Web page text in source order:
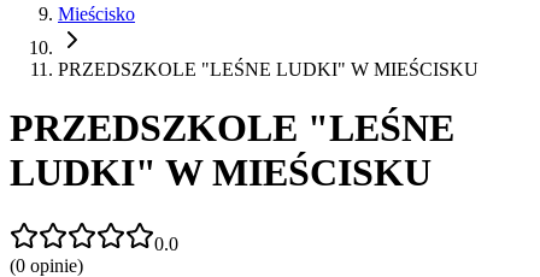
Mieścisko
PRZEDSZKOLE "LEŚNE LUDKI" W MIEŚCISKU
PRZEDSZKOLE "LEŚNE
LUDKI" W MIEŚCISKU
0.0
(0 opinie)